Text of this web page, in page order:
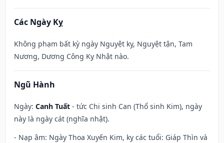
Các Ngày Kỵ
Không phạm bất kỳ ngày Nguyệt kỵ, Nguyệt tận, Tam
Nương, Dương Công Kỵ Nhật nào.
Ngũ Hành
Ngày: Canh Tuất - tức Chi sinh Can (Thổ sinh Kim), ngày
này là ngày cát (nghĩa nhật).
- Nạp âm: Ngày Thoa Xuyến Kim, kỵ các tuổi: Giáp Thìn và